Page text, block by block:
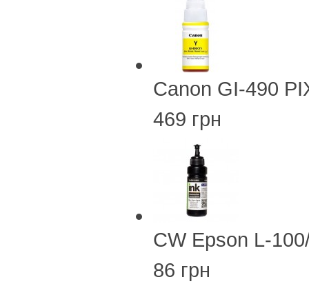
Canon GI-490
469 грн
CW Epson L-
86 грн